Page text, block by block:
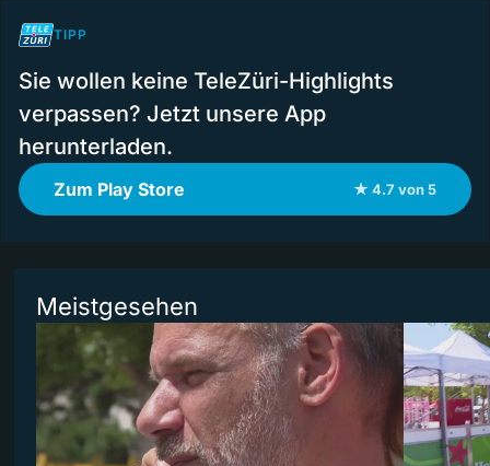
TIPP
Sie wollen keine TeleZüri-Highlights
verpassen? Jetzt unsere App
herunterladen.
Zum Play Store ★ 4.7 von 5
Meistgesehen